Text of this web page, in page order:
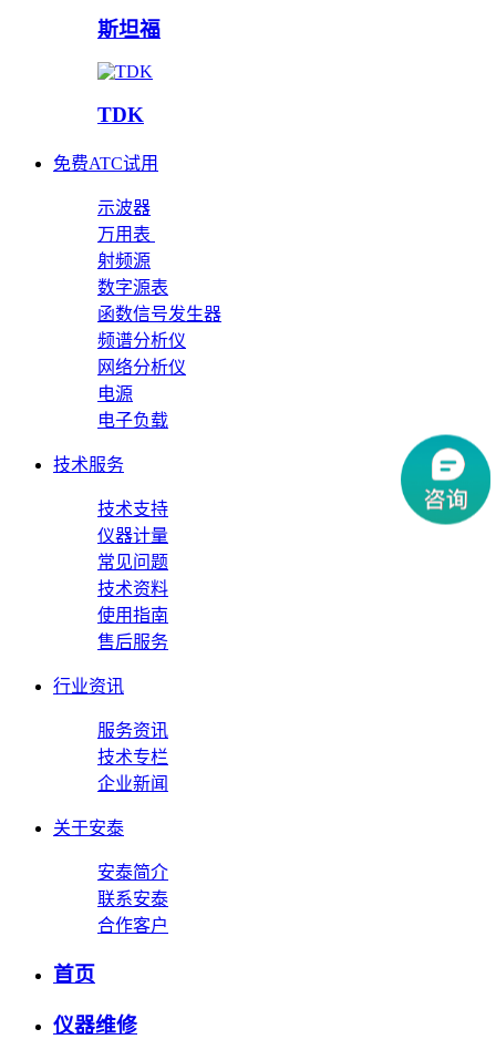
斯坦福
TDK
免费ATC试用
示波器
万用表
射频源
数字源表
函数信号发生器
频谱分析仪
网络分析仪
电源
电子负载
技术服务
技术支持
仪器计量
常见问题
技术资料
使用指南
售后服务
行业资讯
服务资讯
技术专栏
企业新闻
关于安泰
安泰简介
联系安泰
合作客户
首页
仪器维修